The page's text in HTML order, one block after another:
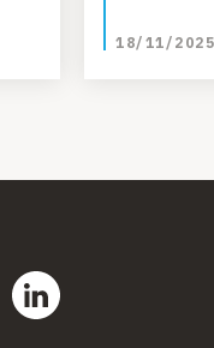
18/11/2025